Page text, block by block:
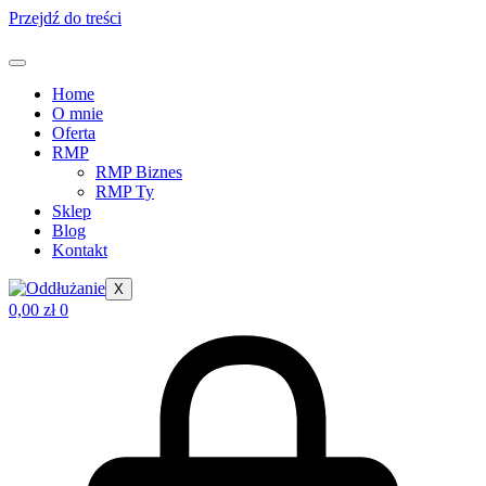
Przejdź do treści
Home
O mnie
Oferta
RMP
RMP Biznes
RMP Ty
Sklep
Blog
Kontakt
X
0,00 zł 0